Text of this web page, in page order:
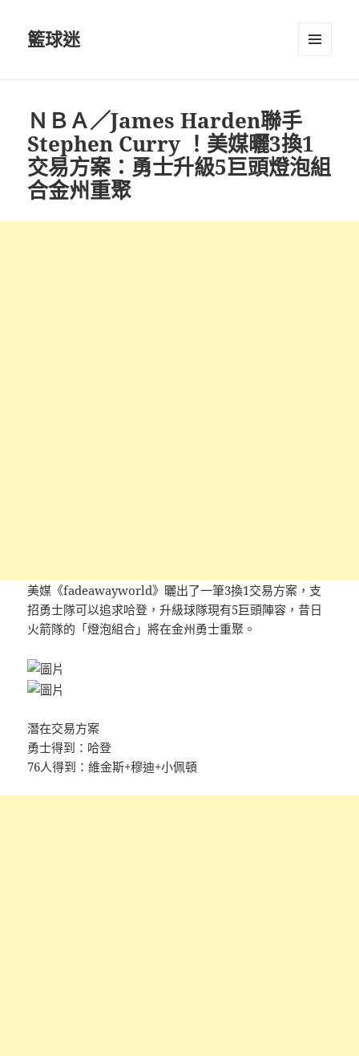
籃球迷
ＮＢＡ／James Harden聯手
Stephen Curry ！美媒曬3換1
交易方案：勇士升級5巨頭燈泡組
合金州重聚
美媒《fadeawayworld》曬出了一筆3換1交易方案，支
招勇士隊可以追求哈登，升級球隊現有5巨頭陣容，昔日
火箭隊的「燈泡組合」將在金州勇士重聚。
潛在交易方案
勇士得到：哈登
76人得到：維金斯+穆迪+小佩頓